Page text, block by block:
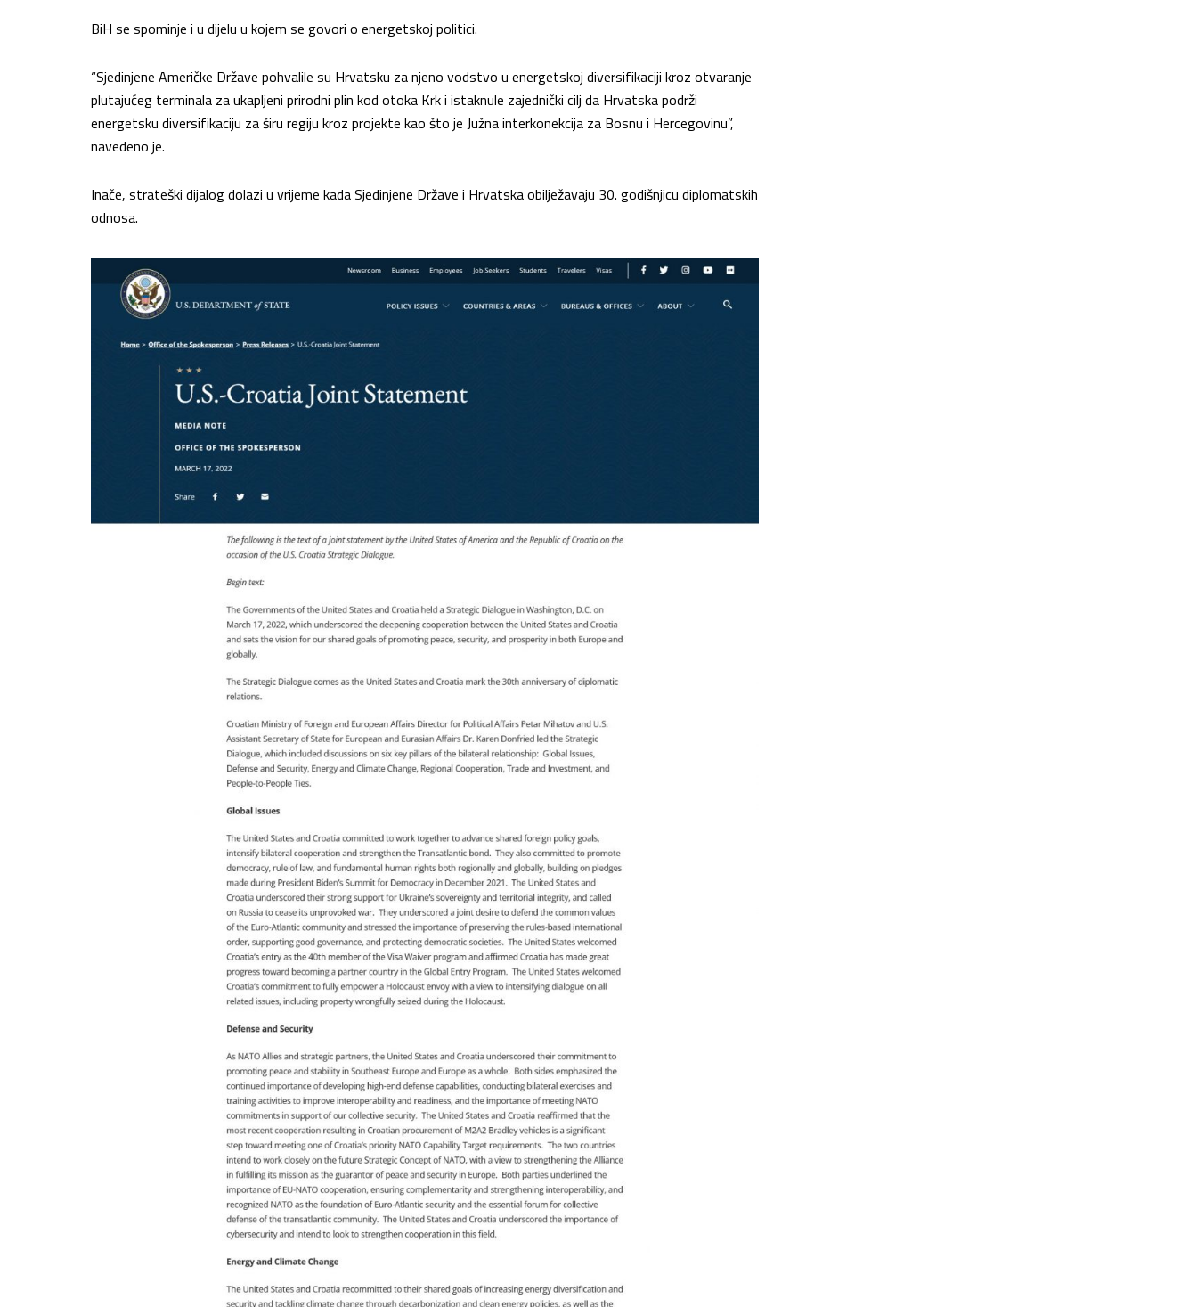
BiH se spominje i u dijelu u kojem se govori o energetskoj politici.
“Sjedinjene Američke Države pohvalile su Hrvatsku za njeno vodstvo u energetskoj diversifikaciji kroz otvaranje
plutajućeg terminala za ukapljeni prirodni plin kod otoka Krk i istaknule zajednički cilj da Hrvatska podrži
energetsku diversifikaciju za širu regiju kroz projekte kao što je Južna interkonekcija za Bosnu i Hercegovinu”,
navedeno je.
Inače, strateški dijalog dolazi u vrijeme kada Sjedinjene Države i Hrvatska obilježavaju 30. godišnjicu diplomatskih
odnosa.